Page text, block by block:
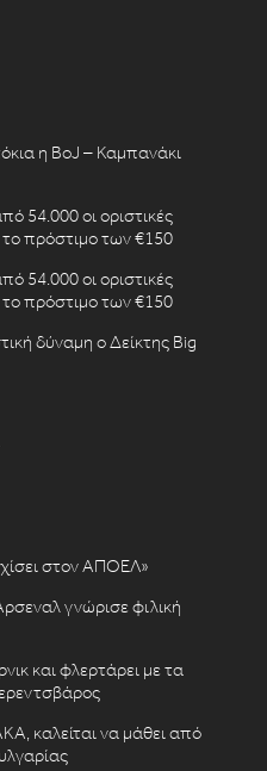
η BoJ – Καμπανάκι
54.000 οι οριστικές
πρόστιμο των €150
54.000 οι οριστικές
πρόστιμο των €150
δύναμη ο Δείκτης Big
στον ΑΠΟΕΛ»
γνώρισε φιλική
και φλερτάρει με τα
καλείται να μάθει από